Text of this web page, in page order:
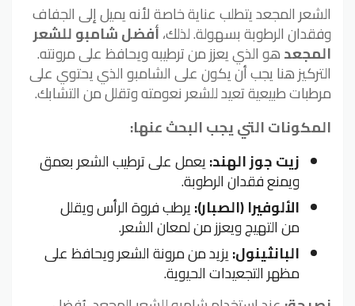
الشعر المجعد يتطلب عناية خاصة لأنه يميل إلى الجفاف
وفقدان الرطوبة بسهولة. لذلك،أفضل شامبو للشعر
المجعدهو الذي يعزز من ترطيبه ويحافظ على مرونته.
التركيز هنا يجب أن يكون على الشامبو الذي يحتوي على
مرطبات طبيعية تعيد للشعر نعومته وتقلل من التشابك.
المكونات التي يجب البحث عنها:
زيت جوز الهند:يعمل على ترطيب الشعر بعمق
ويمنع فقدان الرطوبة.
الألوفيرا (الصبار):يرطب فروة الرأس ويقلل
من التهيج ويعزز من لمعان الشعر.
البانثينول:يزيد من مرونة الشعر ويحافظ على
مظهر التجعيدات الحيوية.